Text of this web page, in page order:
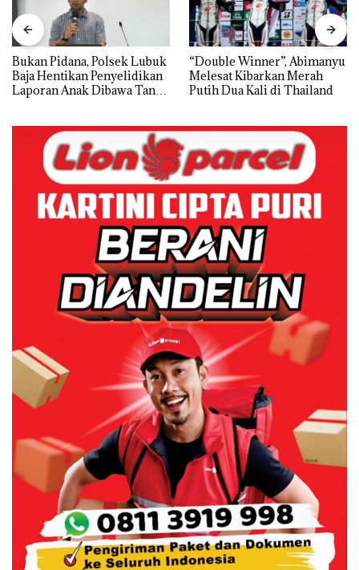
Bukan Pidana, Polsek Lubuk
Baja Hentikan Penyelidikan
Laporan Anak Dibawa Tanpa
“Double Winner”, Abimanyu
Melesat Kibarkan Merah
Putih Dua Kali di Thailand